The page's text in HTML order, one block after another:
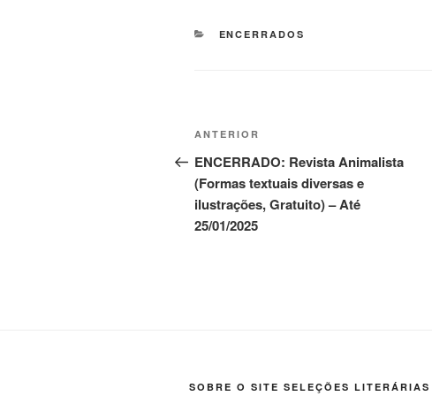
CATEGORIAS
ENCERRADOS
Navegação
de
Post
Post
anterior
ANTERIOR
ENCERRADO: Revista Animalista
(Formas textuais diversas e
ilustrações, Gratuito) – Até
25/01/2025
SOBRE O SITE SELEÇÕES LITERÁRIAS